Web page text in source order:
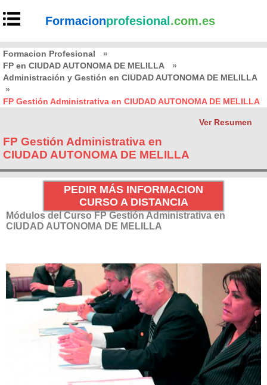
Formacionprofesional .com.es
Formacion Profesional
»
FP en CIUDAD AUTONOMA DE MELILLA
»
Administración y Gestión en CIUDAD AUTONOMA DE MELILLA
»
FP Gestión Administrativa en CIUDAD AUTONOMA DE MELILLA
Ver Resumen
FP Gestión Administrativa en
CIUDAD AUTONOMA DE MELILLA
PEDIR MÁS INFORMACION
CURSO A DISTANCIA
Módulos del Curso FP Gestión Administrativa en
CIUDAD AUTONOMA DE MELILLA